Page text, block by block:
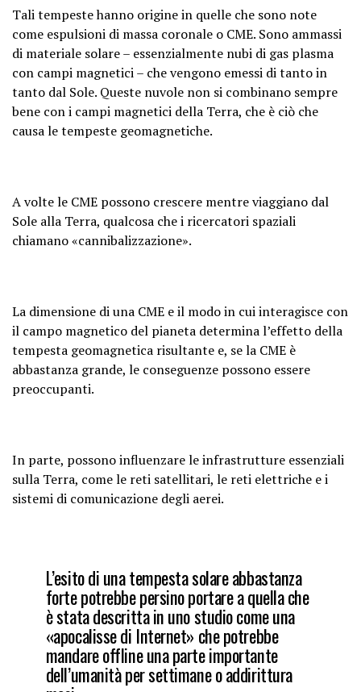
Tali tempeste hanno origine in quelle che sono note
come espulsioni di massa coronale o CME. Sono ammassi
di materiale solare – essenzialmente nubi di gas plasma
con campi magnetici – che vengono emessi di tanto in
tanto dal Sole. Queste nuvole non si combinano sempre
bene con i campi magnetici della Terra, che è ciò che
causa le tempeste geomagnetiche.
A volte le CME possono crescere mentre viaggiano dal
Sole alla Terra, qualcosa che i ricercatori spaziali
chiamano «cannibalizzazione».
La dimensione di una CME e il modo in cui interagisce con
il campo magnetico del pianeta determina l’effetto della
tempesta geomagnetica risultante e, se la CME è
abbastanza grande, le conseguenze possono essere
preoccupanti.
In parte, possono influenzare le infrastrutture essenziali
sulla Terra, come le reti satellitari, le reti elettriche e i
sistemi di comunicazione degli aerei.
L’esito di una tempesta solare abbastanza
forte potrebbe persino portare a quella che
è stata descritta in uno studio come una
«apocalisse di Internet» che potrebbe
mandare offline una parte importante
dell’umanità per settimane o addirittura